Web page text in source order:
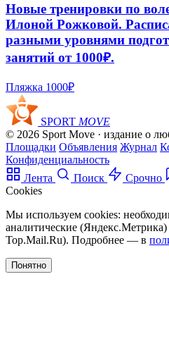
Новые тренировки по
Илоной Рожковой.
разными уровнями
занятий от 1000₽.
Пляжка 1000₽
SPORT MOVE
© 2026 Sport Move · издание о
Площадки Объявления Журнал
Конфиденциальность
Лента
Поиск Срочно
Cookies
Мы используем cookies:
аналитические
Top.Mail.Ru). Подробнее — в
Понятно